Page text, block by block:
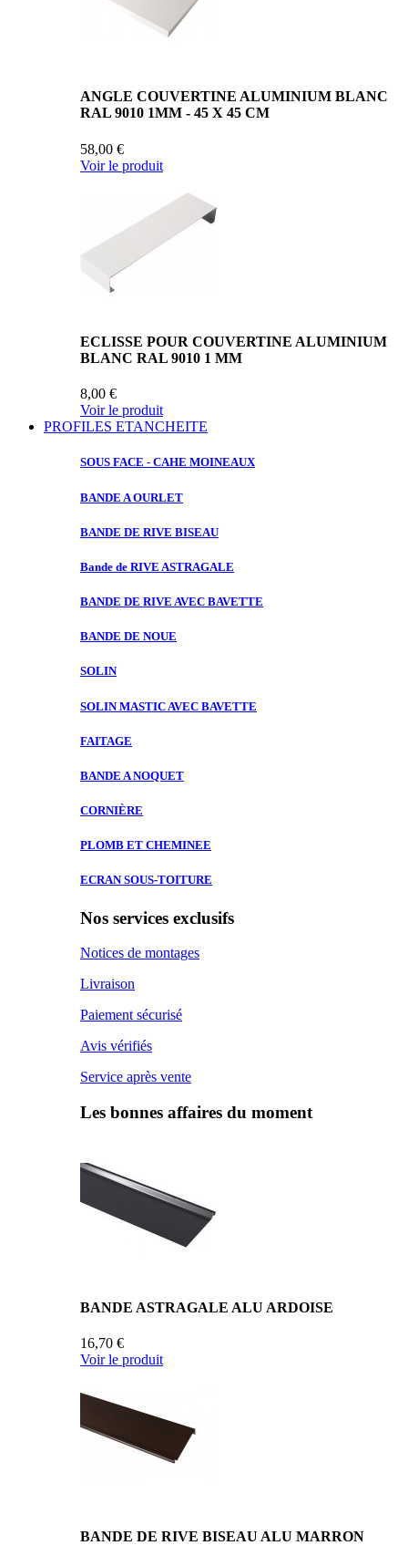
ANGLE COUVERTINE ALUMINIUM BLANC
RAL 9010 1MM - 45 X 45 CM
58,00 €
Voir le produit
ECLISSE POUR COUVERTINE ALUMINIUM
BLANC RAL 9010 1 MM
8,00 €
Voir le produit
PROFILES ETANCHEITE
SOUS FACE - CAHE MOINEAUX
BANDE AOURLET
BANDE DE RIVE BISEAU
Bande de RIVE ASTRAGALE
BANDE DE RIVE AVEC BAVETTE
BANDE DE NOUE
SOLIN
SOLIN MASTIC AVEC BAVETTE
FAITAGE
BANDE ANOQUET
CORNIÈRE
PLOMB ET CHEMINEE
ECRAN SOUS-TOITURE
Nos services exclusifs
Notices de montages
Livraison
Paiement sécurisé
Avis vérifiés
Service après vente
Les bonnes affaires du moment
BANDE ASTRAGALE ALU ARDOISE
16,70 €
Voir le produit
BANDE DE RIVE BISEAU ALU MARRON